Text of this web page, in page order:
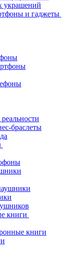
украшений
и гаджеты
браслеты
книги
книги